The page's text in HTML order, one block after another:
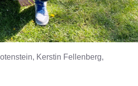
Kerstin Fellenberg,